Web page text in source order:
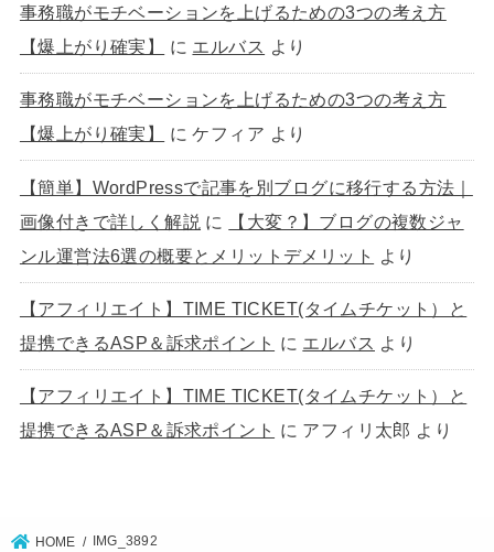
事務職がモチベーションを上げるための3つの考え方
【爆上がり確実】
に エルバス より
事務職がモチベーションを上げるための3つの考え方
【爆上がり確実】
にケフィア より
【簡単】WordPressで記事を別ブログに移行する方法｜
画像付きで詳しく解説 に
【大変？】ブログの複数ジャ
ンル運営法6選の概要とメリットデメリット
より
【アフィリエイト】TIME TICKET(タイムチケット）と
提携できるASP＆訴求ポイント に エルバス より
【アフィリエイト】TIME TICKET(タイムチケット）と
提携できるASP＆訴求ポイント に アフィリ太郎 より
HOME IMG_3892